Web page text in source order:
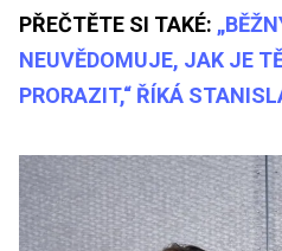
PŘEČTĚTE SI TAKÉ:
NEUVĚDOMUJE, JAK JE
PRORAZIT,“ ŘÍKÁ